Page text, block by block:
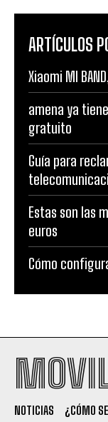
ARTÍCULOS
Xiaomi MI
amena ya
gratuito
Guía para
Estas son las
euros
Cómo
NOTICIAS ¿CÓMO